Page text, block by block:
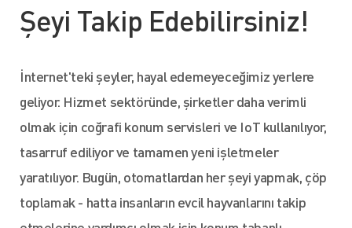
Şeyi Takip Edebilirsiniz!
İnternet'teki şeyler, hayal edemeyeceğimiz yerlere
geliyor. Hizmet sektöründe, şirketler daha verimli
olmak için coğrafi konum servisleri ve IoT kullanılıyor,
tasarruf ediliyor ve tamamen yeni işletmeler
yaratılıyor. Bugün, otomatlardan her şeyi yapmak, çöp
toplamak - hatta insanların evcil hayvanlarını takip